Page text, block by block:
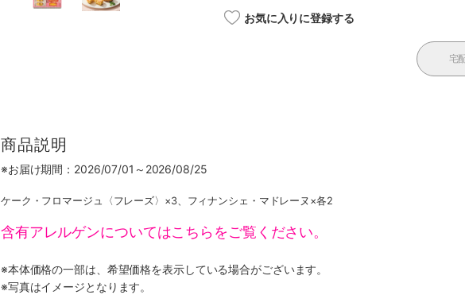
お気に入りに登録する
宅
商品説明
※お届け期間：2026/07/01～2026/08/25
ケーク・フロマージュ〈フレーズ〉×3、フィナンシェ・マドレーヌ×各2
含有アレルゲンについてはこちらをご覧ください。
※本体価格の一部は、希望価格を表示している場合がございます。
※写真はイメージとなります。